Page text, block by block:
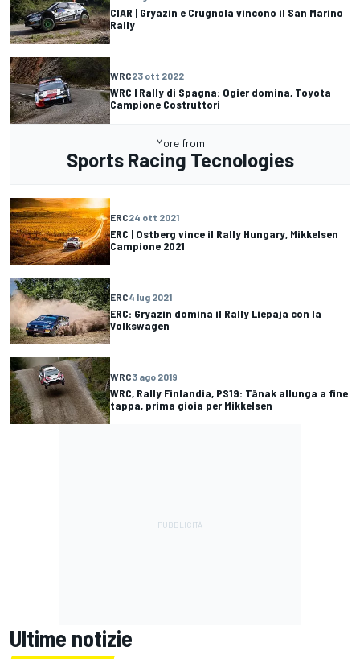
CIAR | Gryazin e Crugnola vincono il San Marino
Rally
WRC23 ott 2022
WRC | Rally di Spagna: Ogier domina, Toyota
Campione Costruttori
More from
Sports Racing Tecnologies
ERC24 ott 2021
ERC | Ostberg vince il Rally Hungary, Mikkelsen
Campione 2021
ERC4 lug 2021
ERC: Gryazin domina il Rally Liepaja con la
Volkswagen
WRC3 ago 2019
WRC, Rally Finlandia, PS19: Tänak allunga a fine
tappa, prima gioia per Mikkelsen
Ultime notizie